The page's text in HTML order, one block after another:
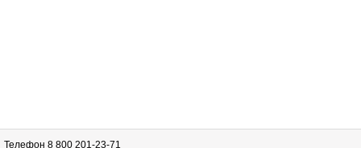
Телефон 8 800 201-23-71